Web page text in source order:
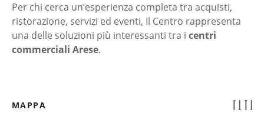
Per chi cerca un’esperienza completa tra acquisti,
ristorazione, servizi ed eventi, Il Centro rappresenta
una delle soluzioni più interessanti tra i centri
commerciali Arese.
MAPPA